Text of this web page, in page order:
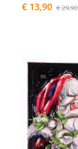
€ 13,90 € 29,90